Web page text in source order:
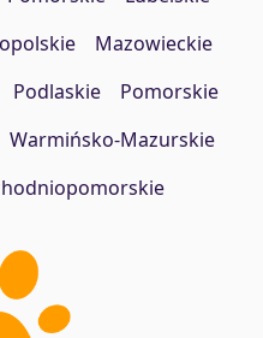
Mazowieckie
Podlaskie
Pomorskie
Warmińsko-Mazurskie